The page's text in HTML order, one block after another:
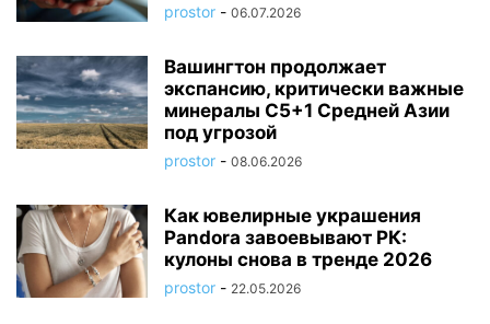
prostor - 06.07.2026
Вашингтон продолжает
экспансию, критически важные
минералы C5+1 Средней Азии
под угрозой
prostor - 08.06.2026
Как ювелирные украшения
Pandora завоевывают РК:
кулоны снова в тренде 2026
prostor - 22.05.2026